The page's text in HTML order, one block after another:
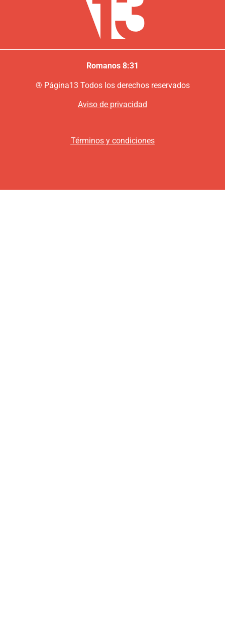
Romanos 8:31
® Página13 Todos los derechos reservados
Aviso de privacidad
Términos y condiciones